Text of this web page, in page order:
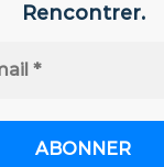
Rencontrer.